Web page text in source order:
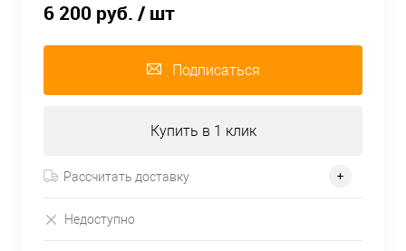
6 200 руб. / шт
Подписаться
Купить в 1 клик
Рассчитать доставку
Недоступно